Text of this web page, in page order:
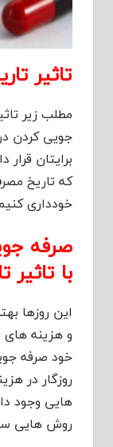
تاثیر
مطلب زیر
جویی کردن در
برایتان
که تاریخ
خودداری
صرفه
با
این روزها
و هزینه
خود صرفه
روزگار در
هایی وجود
روش هایی